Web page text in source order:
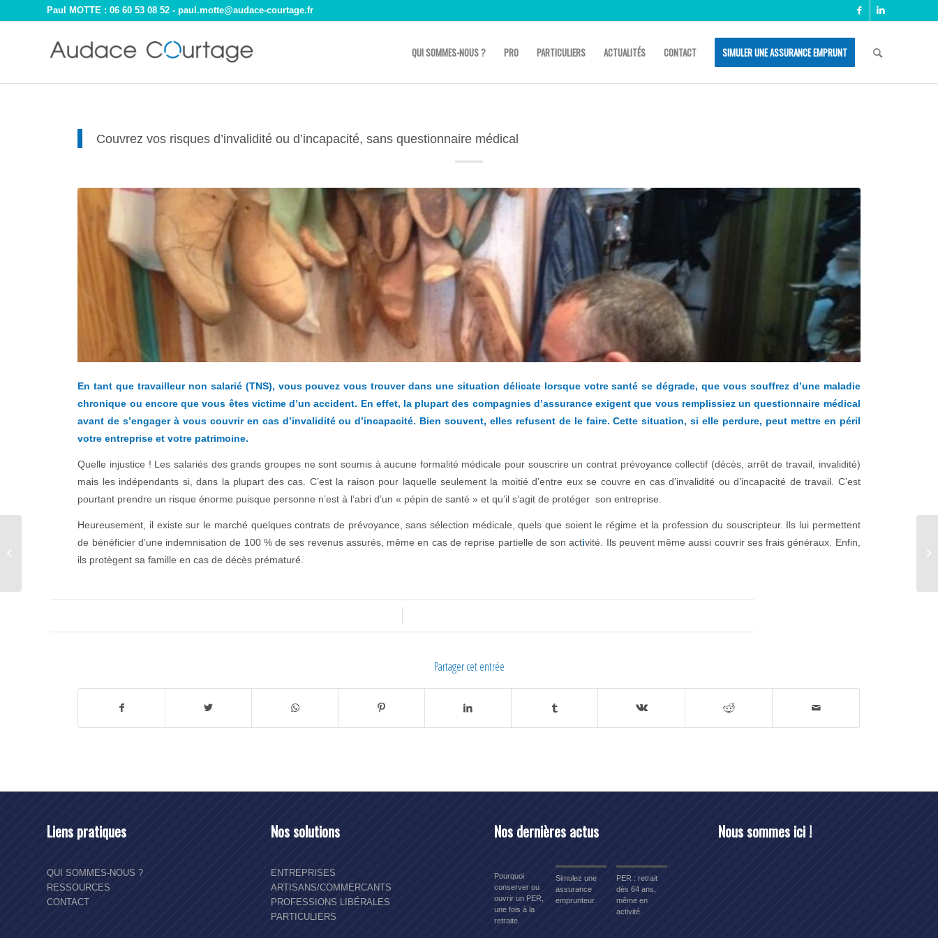
Paul MOTTE : 06 60 53 08 52 - paul.motte@audace-courtage.fr
QUI SOMMES-NOUS ? PRO PARTICULIERS ACTUALITÉS CONTACT SIMULER UNE ASSURANCE EMPRUNT
Couvrez vos risques d’invalidité ou d’incapacité, sans questionnaire médical
En tant que travailleur non salarié (TNS), vous pouvez vous trouver dans une situation délicate lorsque votre santé se dégrade, que vous souffrez d’une maladie
chronique ou encore que vous êtes victime d’un accident. En effet, la plupart des compagnies d’assurance exigent que vous remplissiez un questionnaire médical
avant de s’engager à vous couvrir en cas d’invalidité ou d’incapacité. Bien souvent, elles refusent de le faire. Cette situation, si elle perdure, peut mettre en péril
votre entreprise et votre patrimoine.
Quelle injustice ! Les salariés des grands groupes ne sont soumis à aucune formalité médicale pour souscrire un contrat prévoyance collectif (décès, arrêt de travail, invalidité)
mais les indépendants si, dans la plupart des cas. C’est la raison pour laquelle seulement la moitié d’entre eux se couvre en cas d’invalidité ou d’incapacité de travail. C’est
pourtant prendre un risque énorme puisque personne n’est à l’abri d’un « pépin de santé » et qu’il s’agit de protéger son entreprise.
Heureusement, il existe sur le marché quelques contrats de prévoyance, sans sélection médicale, quels que soient le régime et la profession du souscripteur. Ils lui permettent
de bénéficier d’une indemnisation de 100 % de ses revenus assurés, même en cas de reprise partielle de son activité. Ils peuvent même aussi couvrir ses frais généraux. Enfin,
ils protègent sa famille en cas de décès prématuré.
Partager cet entrée
Liens pratiques
QUI SOMMES-NOUS ?
RESSOURCES
CONTACT
Nos solutions
ENTREPRISES
ARTISANS/COMMERCANTS
PROFESSIONS LIBÉRALES
PARTICULIERS
Nos dernières actus
Pourquoi
conserver ou
ouvrir un PER,
une fois à la
retraite.
Simulez une
assurance
emprunteur.
PER : retrait
dès 64 ans,
même en
activité.
Nous sommes ici !
Le nouveau Plan
Epargne Retraite (PER)